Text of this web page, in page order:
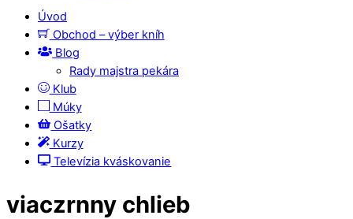
Úvod
Obchod – výber kníh
Blog
Rady majstra pekára
Klub
Múky
Ošatky
Kurzy
Televízia kváskovanie
viaczrnny chlieb